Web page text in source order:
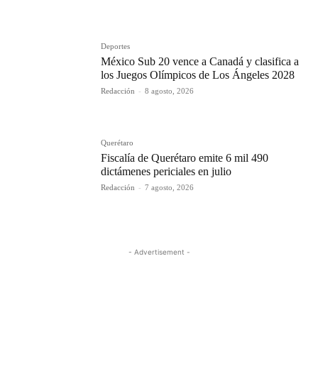
Deportes
México Sub 20 vence a Canadá y clasifica a
los Juegos Olímpicos de Los Ángeles 2028
Redacción - 8 agosto, 2026
Querétaro
Fiscalía de Querétaro emite 6 mil 490
dictámenes periciales en julio
Redacción - 7 agosto, 2026
- Advertisement -